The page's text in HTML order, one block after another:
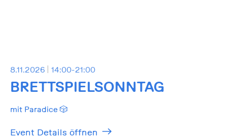
8.11.2026 14:00-21:00
BRETTSPIELSONNTAG
mit Paradice 🎲
Event Details öffnen